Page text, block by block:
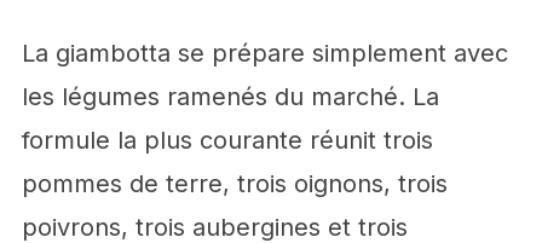
La giambotta se prépare simplement avec
les légumes ramenés du marché. La
formule la plus courante réunit trois
pommes de terre, trois oignons, trois
poivrons, trois aubergines et trois